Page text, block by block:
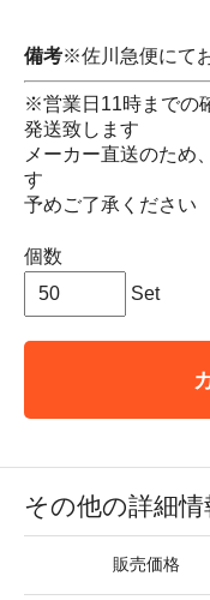
備考※佐川急便にて
※営業日11時までの
発送致します
メーカー直送のため
す
予めご了承ください
個数
Set
その他の詳細情
販売価格